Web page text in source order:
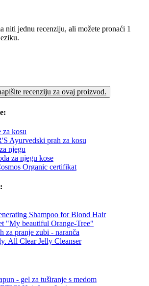
niti jednu recenziju, ali možete pronaći 1
recenziju za ovaj proizvod.
za kosu
Ayurvedski prah za kosu
njegu
za njegu kose
Organic certifikat
Shampoo for Blond Hair
"My beautiful Orange-Tree"
za pranje zubi - naranča
All Clear Jelly Cleanser
- gel za tuširanje s medom